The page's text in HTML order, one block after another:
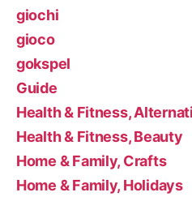
giochi
gioco
gokspel
Guide
Health & Fitness,
Health & Fitness, Beauty
Home & Family, Crafts
Home & Family, Holidays